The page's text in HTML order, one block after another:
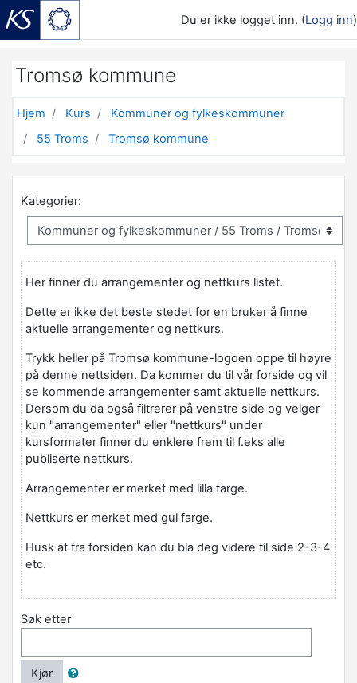
Du er ikke logget inn. (Logg inn)
Tromsø kommune
Hjem Kurs
Kommuner og fylkeskommuner
55 Troms
Tromsø kommune
Kategorier:
Her finner du arrangementer og nettkurs listet.
Dette er ikke det beste stedet for en bruker å finne
aktuelle arrangementer og nettkurs.
Trykk heller på Tromsø kommune-logoen oppe til høyre
på denne nettsiden. Da kommer du til vår forside og vil
se kommende arrangementer samt aktuelle nettkurs.
Dersom du da også filtrerer på venstre side og velger
kun "arrangementer" eller "nettkurs" under
kursformater finner du enklere frem til f.eks alle
publiserte nettkurs.
Arrangementer er merket med lilla farge.
Nettkurs er merket med gul farge.
Husk at fra forsiden kan du bla deg videre til side 2-3-4
etc.
Søk etter
Kjør